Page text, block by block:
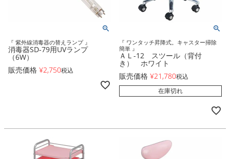
『 紫外線消毒器の替えランプ 』
消毒器SD-79用UVランプ
（6W）
販売価格 ¥2,750税込
『 ワンタッチ昇降式。キャスター掃除
簡単 』
ＡＬ-12 スツール（背付
き） ホワイト
販売価格 ¥21,780税込
在庫切れ